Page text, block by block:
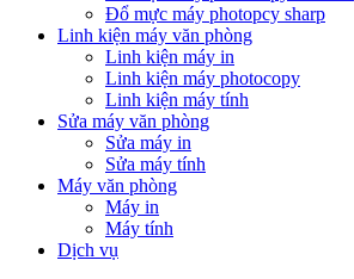
Đổ mực máy photopcy sharp
Linh kiện máy văn phòng
Linh kiện máy in
Linh kiện máy photocopy
Linh kiện máy tính
Sửa máy văn phòng
Sửa máy in
Sửa máy tính
Máy văn phòng
Máy in
Máy tính
Dịch vụ